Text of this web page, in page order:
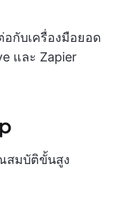
อกับเครื่องมือยอด
และ Zapier
สมบัติขั้นสูง